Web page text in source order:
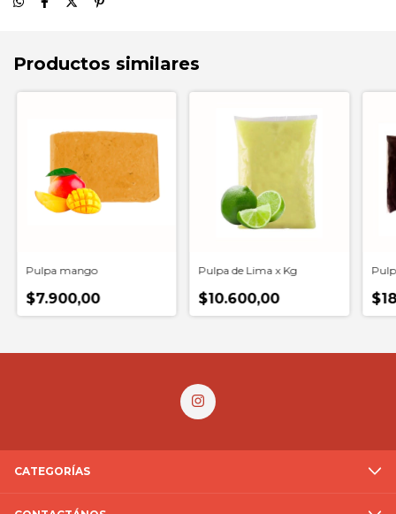
Productos similares
Pulpa mango
$7.900,00
Pulpa de Lima x Kg
$10.600,00
CATEGORÍAS